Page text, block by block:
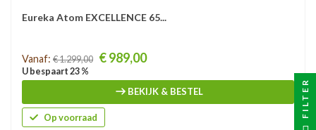
Eureka Atom EXCELLENCE 65...
Prijs
Vanaf: € 1.299,00 € 989,00
U bespaart 23 %
BEKIJK & BESTEL
Op voorraad FILTER